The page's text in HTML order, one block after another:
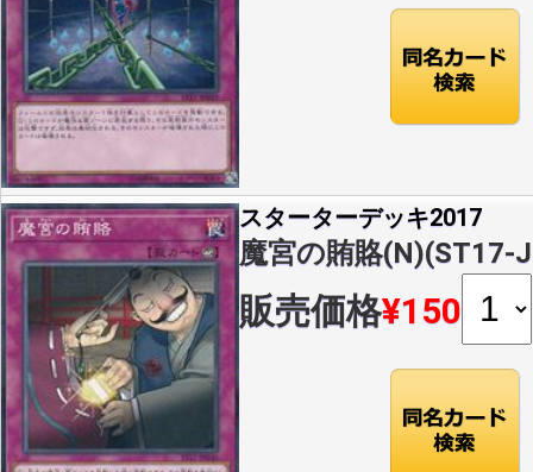
スターターデッキ2017
魔宮の賄賂(N)(ST17-
販売価格¥150